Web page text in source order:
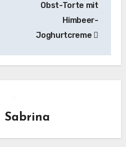
Obst-Torte mit
Himbeer-
Joghurtcreme
Sabrina